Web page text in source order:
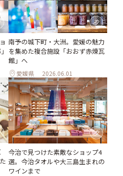
南予の城下町・大洲。愛媛の魅力
を集めた複合施設「おおず赤煉瓦
館」へ
愛媛県 2026.06.01
今治で見つけた素敵なショップ4
選。今治タオルや大三島生まれの
ワインまで